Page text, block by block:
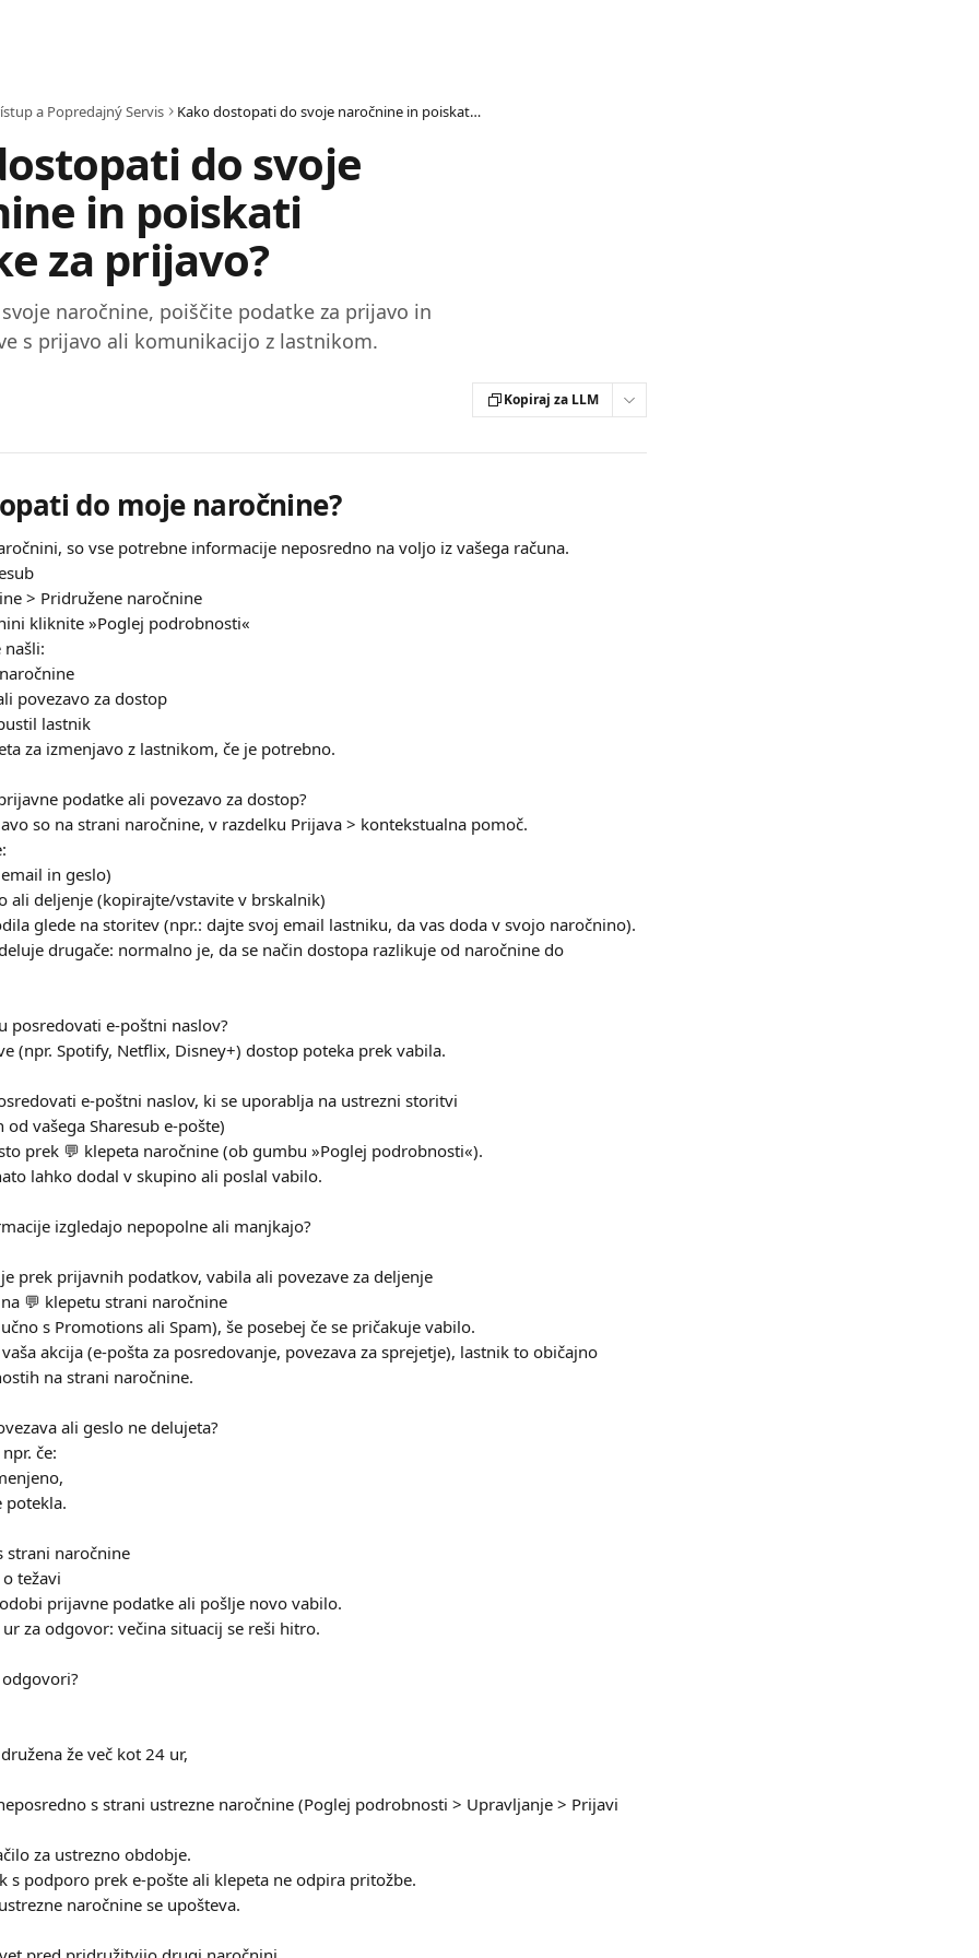
a Popredajný Servis Kako dostopati do svoje naročnine in poiskati podatke za prijavo?
do svoje
in poiskati
za prijavo?
naročnine, poiščite podatke za prijavo in
s prijavo ali komunikacijo z lastnikom.
Kopiraj za LLM
do moje naročnine?
so vse potrebne informacije neposredno na voljo iz vašega računa.
> Pridružene naročnine
kliknite »Poglej podrobnosti«
našli:
povezavo za dostop
lastnik
za izmenjavo z lastnikom, če je potrebno.
podatke ali povezavo za dostop?
so na strani naročnine, v razdelku Prijava > kontekstualna pomoč.
in geslo)
ali deljenje (kopirajte/vstavite v brskalnik)
glede na storitev (npr.: dajte svoj email lastniku, da vas doda v svojo naročnino).
drugače: normalno je, da se način dostopa razlikuje od naročnine do
posredovati e-poštni naslov?
(npr. Spotify, Netflix, Disney+) dostop poteka prek vabila.
e-poštni naslov, ki se uporablja na ustrezni storitvi
vašega Sharesub e-pošte)
prek 💬 klepeta naročnine (ob gumbu »Poglej podrobnosti«).
lahko dodal v skupino ali poslal vabilo.
izgledajo nepopolne ali manjkajo?
prek prijavnih podatkov, vabila ali povezave za deljenje
💬 klepetu strani naročnine
s Promotions ali Spam), še posebej če se pričakuje vabilo.
akcija (e-pošta za posredovanje, povezava za sprejetje), lastnik to običajno
na strani naročnine.
ali geslo ne delujeta?
če:
potekla.
strani naročnine
težavi
prijavne podatke ali pošlje novo vabilo.
za odgovor: večina situacij se reši hitro.
že več kot 24 ur,
s strani ustrezne naročnine (Poglej podrobnosti > Upravljanje > Prijavi
za ustrezno obdobje.
s podporo prek e-pošte ali klepeta ne odpira pritožbe.
naročnine se upošteva.